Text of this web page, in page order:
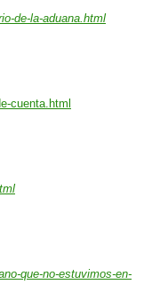
de-la-aduana.html
cuenta.html
que-no-estuvimos-en-